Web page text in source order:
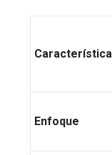
Característica
Enfoque